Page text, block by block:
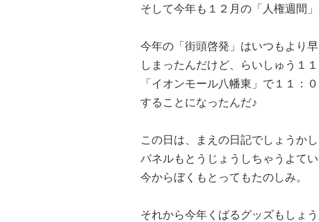
そして今年も１２月の「人権週間
今年の「街頭啓発」はいつもより
しまったんだけど、らいしゅう１
「イオンモール八幡東」で１１：
することになったんだ♪
この日は、まえの日記でしょうか
パネルもとうじょうしちゃうよてい
今からぼくもとってもたのしみ。
それから今年くばるグッズもしょう